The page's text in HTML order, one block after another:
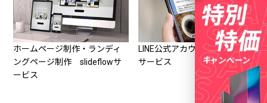
ホームページ制作・ランディ
ングページ制作 slideflowサ
ービス
LINE公式アカウント登録代行
サービス